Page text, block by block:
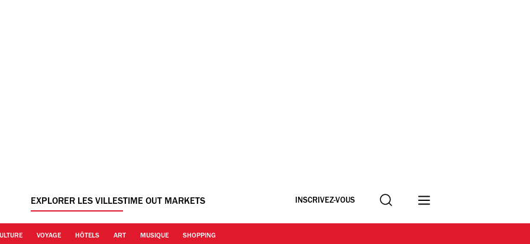
EXPLORER LES VILLESTIME OUT MARKETS INSCRIVEZ-VOUS Recherche
VOYAGE HÔTELS ART MUSIQUE SHOPPING